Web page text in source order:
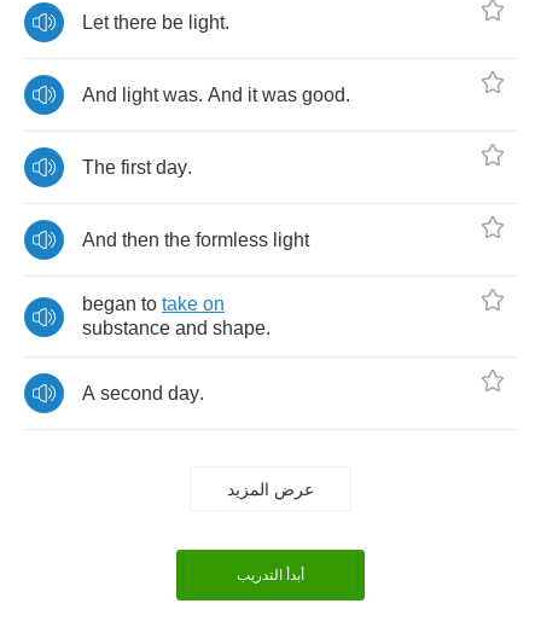
Let there be light.
And light was. And it was good.
The first day.
And then the formless light
began to take on
substance and shape.
A second day.
عرض المزيد
أبدأ التدريب